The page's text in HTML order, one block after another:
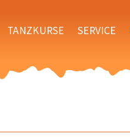
TANZKURSE SERVICE